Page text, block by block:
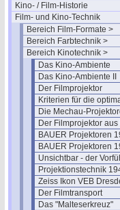
Kino- / Film-Historie
Film- und Kino-Technik
Bereich Film-Formate >
Bereich Farbtechnik >
Bereich Kinotechnik >
Das Kino-Ambiente
Das Kino-Ambiente II
Der Filmprojektor
Kriterien für die
Die Mechau-
Der Filmprojektor aus
BAUER Projektoren
BAUER Projektoren
Unsichtbar - der
Projektionstechnik
Zeiss Ikon VEB
Der Filmtransport
Das "Malteserkreuz"